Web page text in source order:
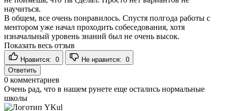
научиться.
В общем, все очень понравилось. Спустя полгода работы с
ментором уже начал проходить собеседования, хотя
изначальный уровень знаний был не очень высок.
Показать весь отзыв
Нравится: 0 Не нравится: 0
Ответить
0 комментариев
Очень рад, что в нашем рунете еще остались нормальные
школы